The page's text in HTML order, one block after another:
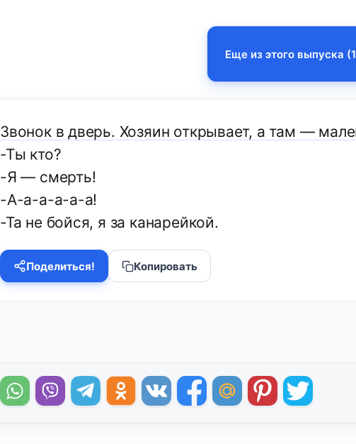
Еще из этого выпуска
Звонок в дверь. Хозяин открывает, а там —
-Ты кто?
-Я — смерть!
-А-а-а-а-а-а!
-Та не бойся, я за канарейкой.
Поделиться! Копировать